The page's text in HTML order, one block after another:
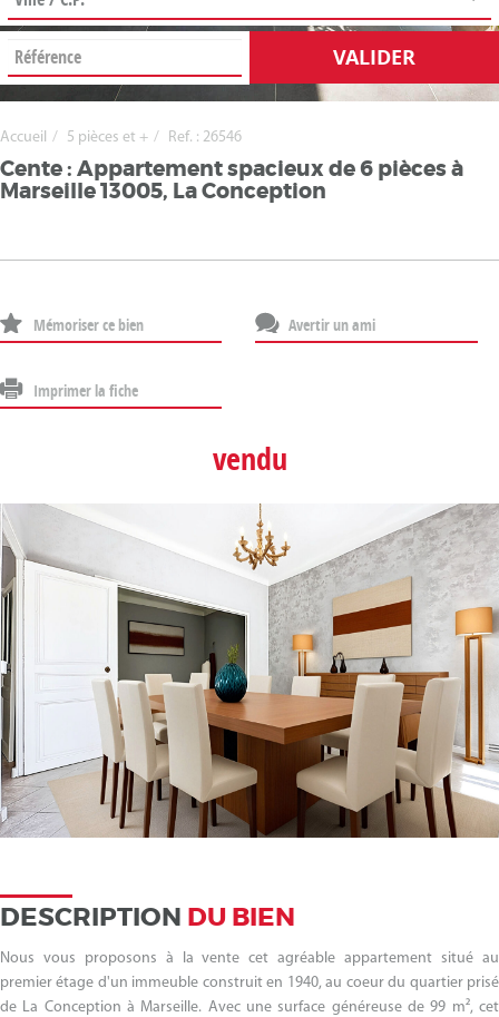
VALIDER
Accueil 5 pièces et + Ref. : 26546
Cente : Appartement spacieux de 6 pièces à
Marseille 13005, La Conception
Mémoriser ce bien Avertir un ami
Imprimer la fiche
vendu
DESCRIPTION DU BIEN
Nous vous proposons à la vente cet agréable appartement situé au
premier étage d'un immeuble construit en 1940, au coeur du quartier prisé
de La Conception à Marseille. Avec une surface généreuse de 99 m², cet